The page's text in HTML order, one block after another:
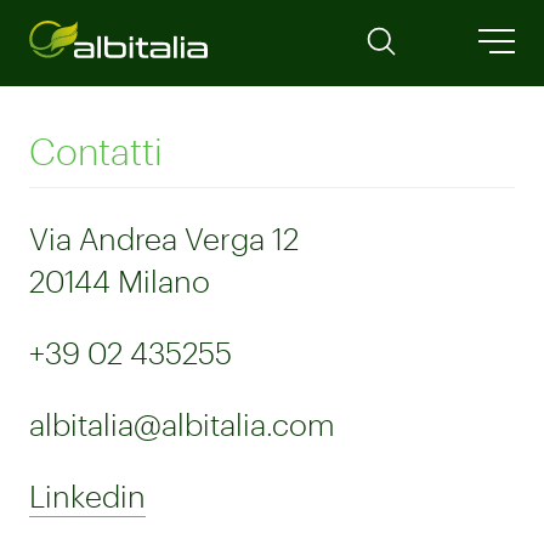
Contatti
Via Andrea Verga 12
20144 Milano
+39 02 435255
albitalia@albitalia.com
Linkedin